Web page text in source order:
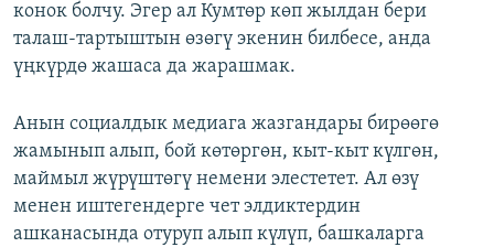
конок болчу. Эгер ал Кумтөр көп жылдан бери
талаш-тартыштын өзөгү экенин билбесе, анда
үңкүрдө жашаса да жарашмак.
Анын социалдык медиага жазгандары бирөөгө
жамынып алып, бой көтөргөн, кыт-кыт күлгөн,
маймыл жүрүштөгү немени элестетет. Ал өзү
менен иштегендерге чет элдиктердин
ашканасында отуруп алып күлүп, башкаларга